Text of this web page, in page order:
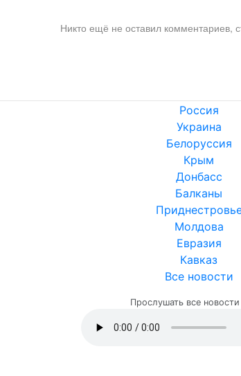
Никто ещё не оставил комментариев,
Россия
Украина
Белоруссия
Крым
Донбасс
Балканы
Молдова
Евразия
Кавказ
Все новости
Прослушать все новости